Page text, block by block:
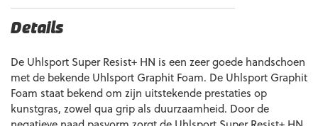
Details
De Uhlsport Super Resist+ HN is een zeer goede handschoen
met de bekende Uhlsport Graphit Foam. De Uhlsport Graphit
Foam staat bekend om zijn uitstekende prestaties op
kunstgras, zowel qua grip als duurzaamheid. Door de